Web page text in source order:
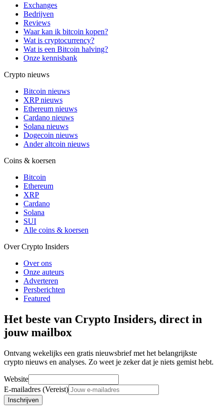
Exchanges
Bedrijven
Reviews
Waar kan ik bitcoin kopen?
Wat is cryptocurrency?
Wat is een Bitcoin halving?
Onze kennisbank
Crypto nieuws
Bitcoin nieuws
XRP nieuws
Ethereum nieuws
Cardano nieuws
Solana nieuws
Dogecoin nieuws
Ander altcoin nieuws
Coins & koersen
Bitcoin
Ethereum
XRP
Cardano
Solana
SUI
Alle coins & koersen
Over Crypto Insiders
Over ons
Onze auteurs
Adverteren
Persberichten
Featured
Het beste van Crypto Insiders, direct in
jouw mailbox
Ontvang wekelijks een gratis nieuwsbrief met het belangrijkste
crypto nieuws en analyses. Zo weet je zeker dat je niets gemist hebt.
Website
E-mailadres (Vereist)
Inschrijven